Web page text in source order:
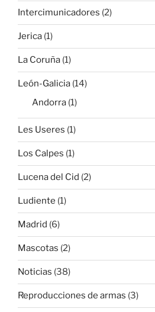
Intercimunicadores (2)
Jerica (1)
La Coruña (1)
León-Galicia (14)
Andorra (1)
Les Useres (1)
Los Calpes (1)
Lucena del Cid (2)
Ludiente (1)
Madrid (6)
Mascotas (2)
Noticias (38)
Reproducciones de armas (3)